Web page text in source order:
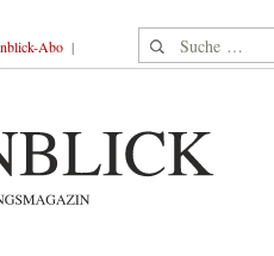
Abo Suche nach: